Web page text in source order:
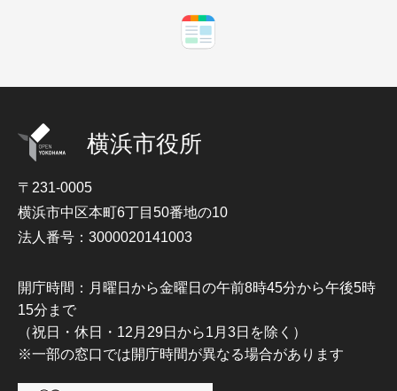
横浜市役所
〒231-0005
横浜市中区本町6丁目50番地の10
法人番号：3000020141003
開庁時間：月曜日から金曜日の午前8時45分から午後5時
15分まで
（祝日・休日・12月29日から1月3日を除く）
※一部の窓口では開庁時間が異なる場合があります